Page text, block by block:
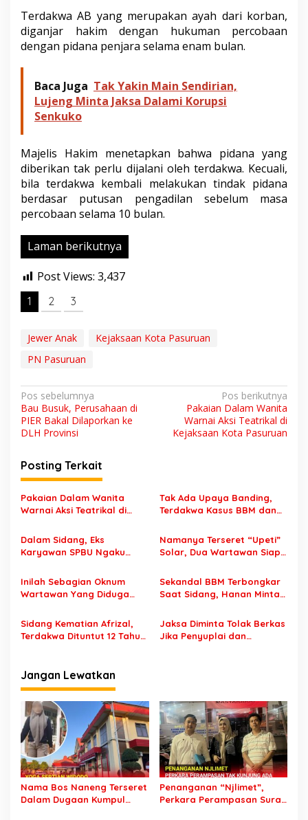
Terdakwa AB yang merupakan ayah dari korban,
diganjar hakim dengan hukuman percobaan
dengan pidana penjara selama enam bulan.
Baca Juga Tak Yakin Main Sendirian,
Lujeng Minta Jaksa Dalami Korupsi
Senkuko
Majelis Hakim menetapkan bahwa pidana yang
diberikan tak perlu dijalani oleh terdakwa. Kecuali,
bila terdakwa kembali melakukan tindak pidana
berdasar putusan pengadilan sebelum masa
percobaan selama 10 bulan.
Laman berikutnya
Post Views: 3,437
1 2 3
Jewer Anak
Kejaksaan Kota Pasuruan
PN Pasuruan
N
a
v
i
g
a
s
i
p
s
Pos sebelumnya
Bau Busuk, Perusahaan di
PIER Bakal Dilaporkan ke
DLH Provinsi
Pos berikutnya
Pakaian Dalam Wanita
Warnai Aksi Teatrikal di
Kejaksaan Kota Pasuruan
Posting Terkait
Pakaian Dalam Wanita
Warnai Aksi Teatrikal di
Tak Ada Upaya Banding,
Terdakwa Kasus BBM dan
Dalam Sidang, Eks
Karyawan SPBU Ngaku
Pengisian Solar
Namanya Terseret “Upeti”
Solar, Dua Wartawan Siap
Inilah Sebagian Oknum
Wartawan Yang Diduga
Terdakwa Abdul Wachid
Sekandal BBM Terbongkar
Saat Sidang, Hanan Minta
Sidang Kematian Afrizal,
Terdakwa Dituntut 12 Tahun
Jaksa Diminta Tolak Berkas
Jika Penyuplai dan
Jangan Lewatkan
Nama Bos Naneng Terseret
Dalam Dugaan Kumpul
Penanganan “Njlimet”,
Perkara Perampasan Surat